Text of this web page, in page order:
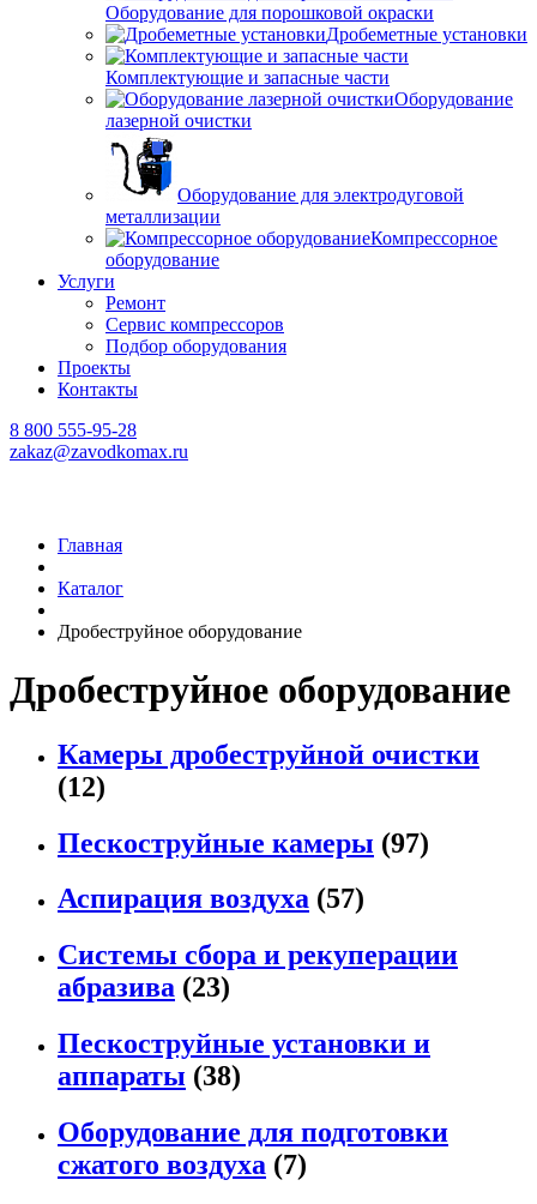
Оборудование для порошковой окраски
Дробеметные установки
Комплектующие и запасные части
Оборудование
лазерной очистки
Оборудование для электродуговой
металлизации
Компрессорное
оборудование
Услуги
Ремонт
Сервис компрессоров
Подбор оборудования
Проекты
Контакты
8 800 555-95-28
zakaz@zavodkomax.ru
Главная
Каталог
Дробеструйное оборудование
Дробеструйное оборудование
Камеры дробеструйной очистки
(12)
Пескоструйные камеры (97)
Аспирация воздуха (57)
Системы сбора и рекуперации
абразива (23)
Пескоструйные установки и
аппараты (38)
Оборудование для подготовки
сжатого воздуха (7)